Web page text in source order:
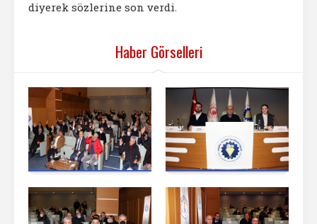
diyerek sözlerine son verdi.
Haber Görselleri